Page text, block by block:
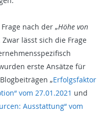
nach der „Höhe von
Zwar lässt sich die Frage
erste Ansätze für
„Erfolgsfaktor
vom 27.01.2021 und
Ausstattung“ vom